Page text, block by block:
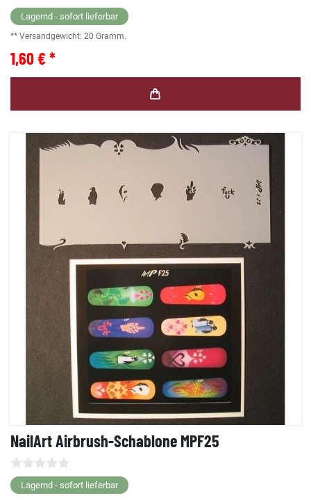
Lagernd - sofort lieferbar
** Versandgewicht: 20 Gramm.
1,60 € *
NailArt Airbrush-Schablone MPF25
Lagernd - sofort lieferbar